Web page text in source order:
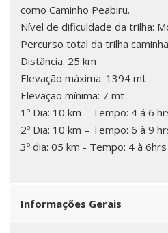
como Caminho Peabiru.
Nível de dificuldade da trilha:
Percurso total da trilha
Distância: 25 km
Elevação máxima: 1394 mt
Elevação mínima: 7 mt
1º Dia: 10 km – Tempo: 4 á 6
2º Dia: 10 km – Tempo: 6 à 9
3º dia: 05 km - Tempo: 4 à 6hrs
Informações Gerais